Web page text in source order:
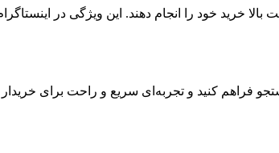
بالا خرید خود را انجام دهند. این ویژگی در
فراهم کنید و تجربه‌ای سریع و راحت برای